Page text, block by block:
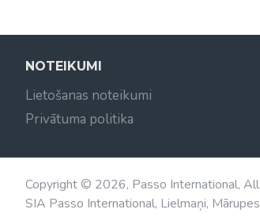
NOTEIKUMI
Lietošanas noteikumi
Privātuma politika
Copyright © 2026, Passo International,
SIA Passo International, Lielmaņi,